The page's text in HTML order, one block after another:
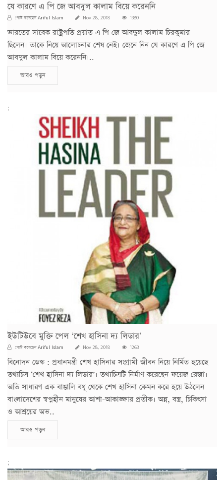
যে কারণে এ পি জে আবদুল কালাম বিয়ে করেননি
পোস্ট করেছেনAriful Islam Nov 28, 2018 1380
ভারতের সাবেক রাষ্ট্রপতি প্রয়াত এ পি জে আবদুল কালাম চিরকুমার
ছিলেন। তাকে নিয়ে আলোচনার শেষ নেই। জেনে নিন যে কারণে এ পি জে
আবদুল কালাম বিয়ে করেননি।..
আরও পড়ুন
;
ইউটিউবে মুক্তি পেল ‘শেখ হাসিনা দ্য লিডার’
পোস্ট করেছেনAriful Islam Nov 28, 2018 1263
বিনোদন ডেস্ক : প্রধানমন্ত্রী শেখ হাসিনার সংগ্রামী জীবন নিয়ে নির্মিত হয়েছে
তথ্যচিত্র ‘শেখ হাসিনা দ্য লিডার’। তথ্যচিত্রটি নির্মাণ করেছেন ফয়েজ রেজা।
অতি সাধারণ এক বাঙালি বধূ থেকে শেখ হাসিনা কেমন করে হয়ে উঠলেন
বাংলাদেশের স্বপ্নহীন মানুষের আশা-আকাঙ্ক্ষার প্রতীক। অন্ন, বস্ত্র, চিকিৎসা
ও আশ্রয়ের অভ..
আরও পড়ুন
;